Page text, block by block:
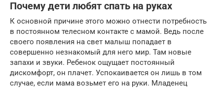
Почему дети любят спать на руках
К основной причине этого можно отнести потребность
в постоянном телесном контакте с мамой. Ведь после
своего появления на свет малыш попадает в
совершенно незнакомый для него мир. Там новые
запахи и звуки. Ребенок ощущает постоянный
дискомфорт, он плачет. Успокаивается он лишь в том
случае, если мама возьмет его на руки. Младенец